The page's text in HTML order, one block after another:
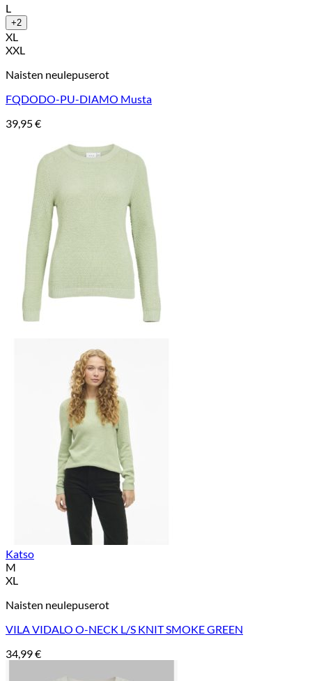
L
+2
XL
XXL
Naisten neulepuserot
FQDODO-PU-DIAMO Musta
39,95€
Katso
M
XL
Naisten neulepuserot
VILA VIDALO O-NECK L/S KNIT SMOKE GREEN
34,99€